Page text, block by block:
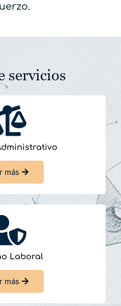
servicios
más
Laboral
más